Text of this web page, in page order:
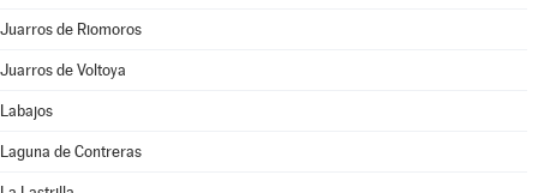
Juarros de Riomoros
Juarros de Voltoya
Labajos
Laguna de Contreras